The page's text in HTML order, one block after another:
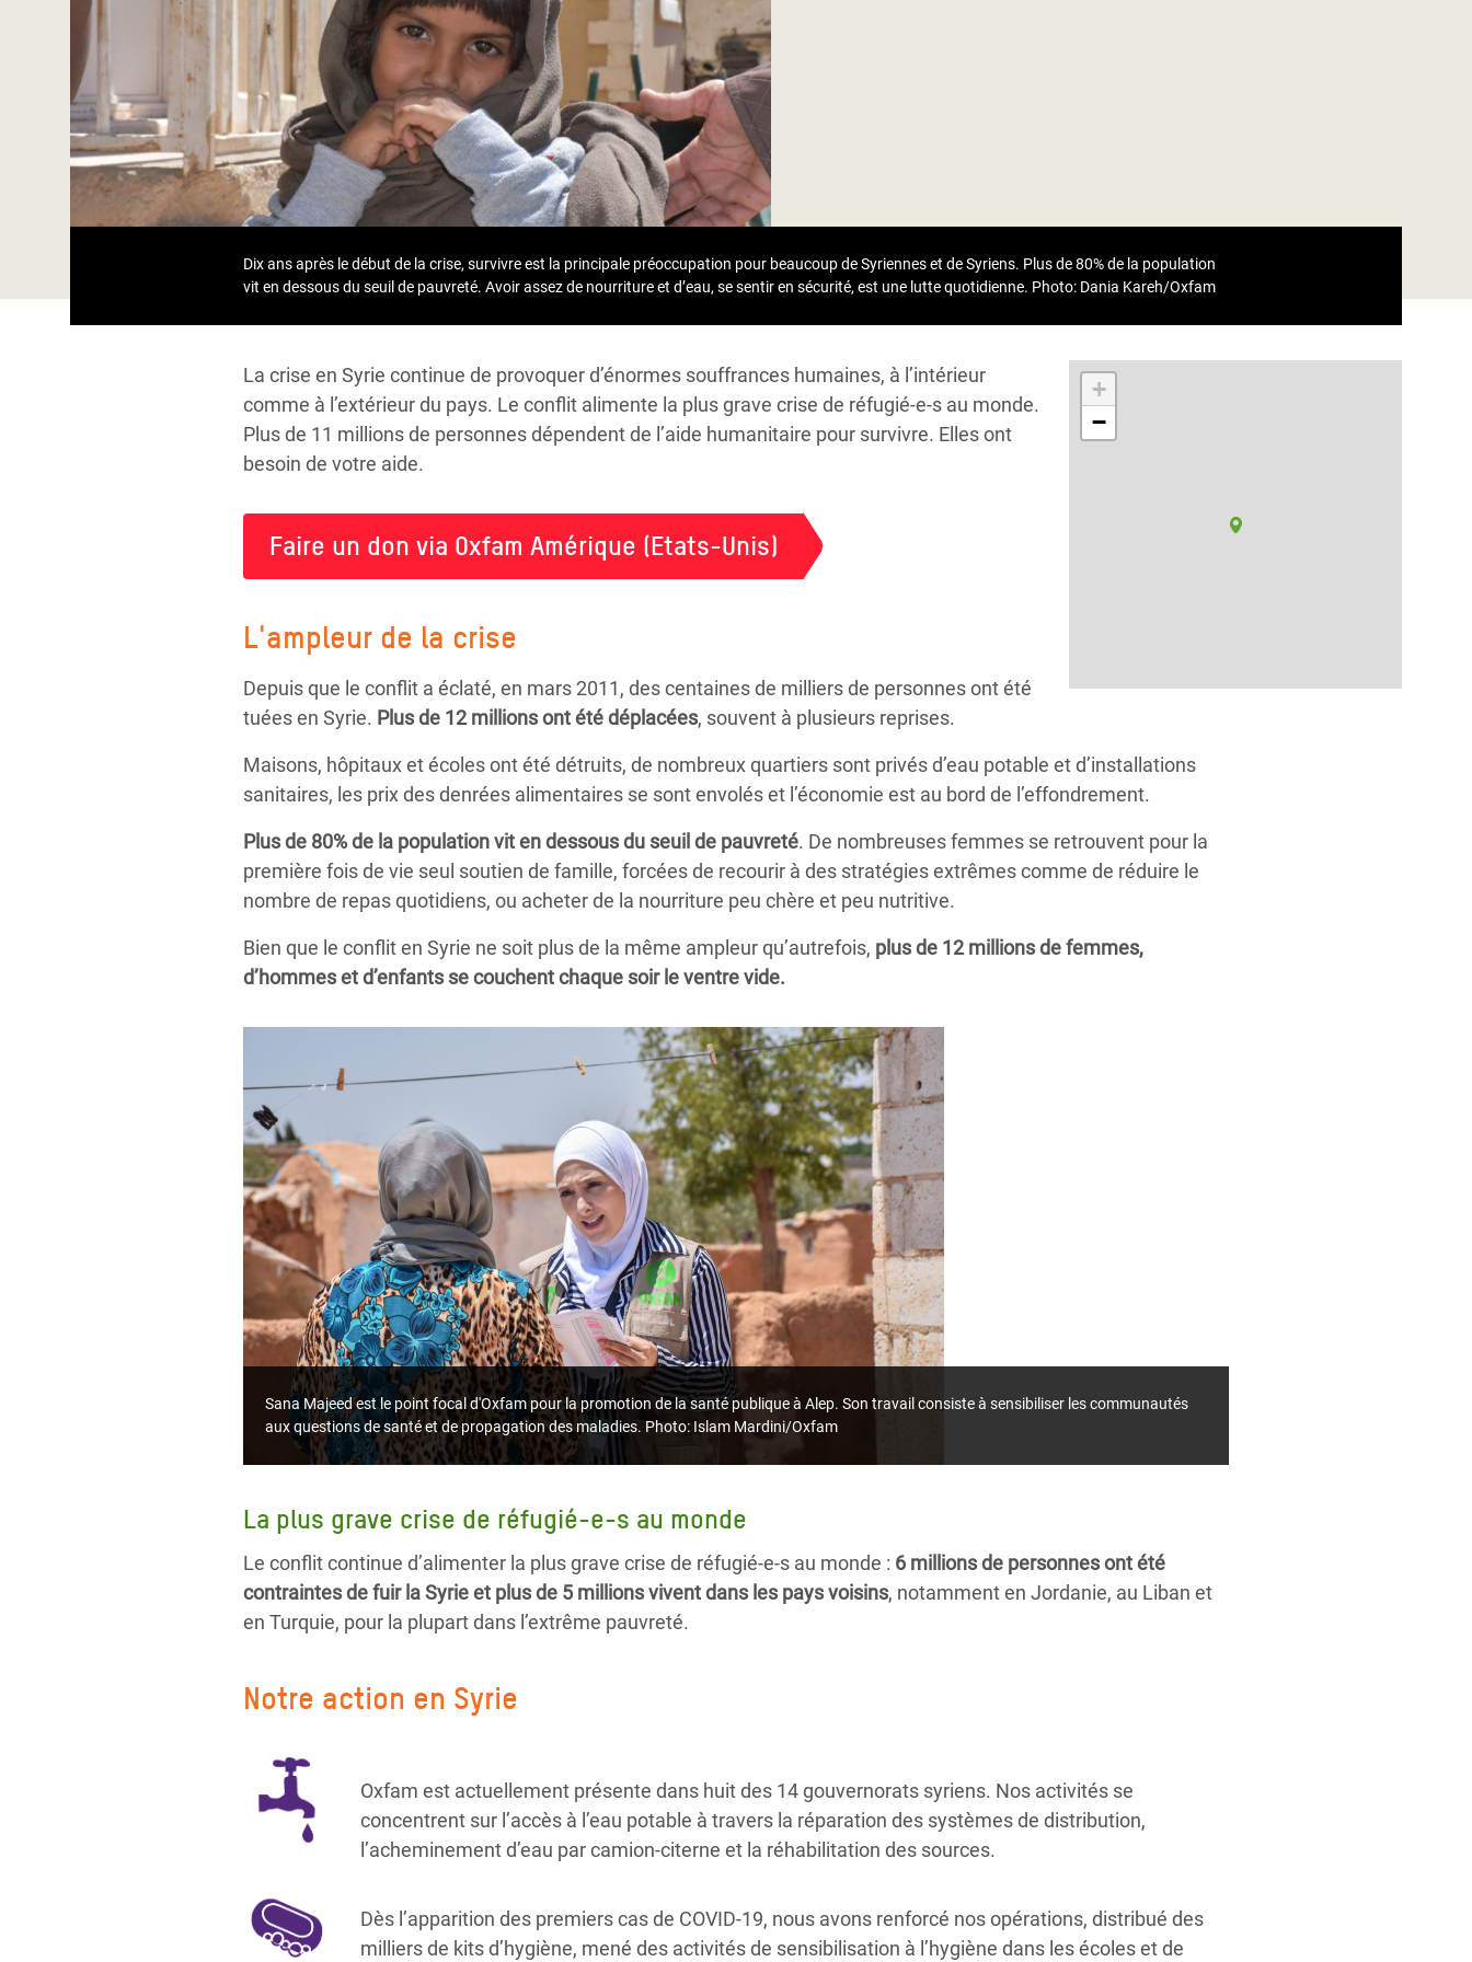
Conflits et Catastrophes
Inégalités Extrêmes et
Services Essentiels
Inequality and Rights in a
Digital Age
Gender, Rights, and Justice
Crise Climatique et
Alimentaire en Afrique de
l’Est
Crise au Yémen
Crise des Réfugiés Rohingyas
au Bangladesh
Soudan du Sud
Crise en Syrie
#MonClimatMonAvenir
Mettons Fin à la Souffrance qui se Cache
Derrière notre Alimentation
Les Violences Faites aux Femmes et aux
Filles, Ça Suffit !
Dix ans après le début de la crise, survivre est la principale préoccupation pour beaucoup de Syriennes et de Syriens. Plus de 80% de la population
vit en dessous du seuil de pauvreté. Avoir assez de nourriture et d’eau, se sentir en sécurité, est une lutte quotidienne. Photo: Dania Kareh/Oxfam
+
−
La crise en Syrie continue de provoquer d’énormes souffrances humaines, à l’intérieur
comme à l’extérieur du pays. Le conflit alimente la plus grave crise de réfugié-e-s au monde.
Plus de 11 millions de personnes dépendent de l’aide humanitaire pour survivre. Elles ont
besoin de votre aide.
Faire un don via Oxfam Amérique (Etats-Unis)
L'ampleur de la crise
Depuis que le conflit a éclaté, en mars 2011, des centaines de milliers de personnes ont été
tuées en Syrie. Plus de 12 millions ont été déplacées, souvent à plusieurs reprises.
Maisons, hôpitaux et écoles ont été détruits, de nombreux quartiers sont privés d’eau potable et d’installations
sanitaires, les prix des denrées alimentaires se sont envolés et l’économie est au bord de l’effondrement.
Plus de 80% de la population vit en dessous du seuil de pauvreté. De nombreuses femmes se retrouvent pour la
première fois de vie seul soutien de famille, forcées de recourir à des stratégies extrêmes comme de réduire le
nombre de repas quotidiens, ou acheter de la nourriture peu chère et peu nutritive.
Bien que le conflit en Syrie ne soit plus de la même ampleur qu’autrefois, plus de 12 millions de femmes,
d’hommes et d’enfants se couchent chaque soir le ventre vide.
Sana Majeed est le point focal d'Oxfam pour la promotion de la santé publique à Alep. Son travail consiste à sensibiliser les communautés
aux questions de santé et de propagation des maladies. Photo: Islam Mardini/Oxfam
La plus grave crise de réfugié-e-s au monde
Le conflit continue d’alimenter la plus grave crise de réfugié-e-s au monde : 6 millions de personnes ont été
contraintes de fuir la Syrie et plus de 5 millions vivent dans les pays voisins, notamment en Jordanie, au Liban et
en Turquie, pour la plupart dans l’extrême pauvreté.
Notre action en Syrie
Oxfam est actuellement présente dans huit des 14 gouvernorats syriens. Nos activités se
concentrent sur l’accès à l’eau potable à travers la réparation des systèmes de distribution,
l’acheminement d’eau par camion-citerne et la réhabilitation des sources.
Dès l’apparition des premiers cas de COVID-19, nous avons renforcé nos opérations, distribué des
milliers de kits d’hygiène, mené des activités de sensibilisation à l’hygiène dans les écoles et de